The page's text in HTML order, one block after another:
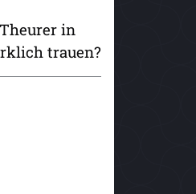
in
trauen?